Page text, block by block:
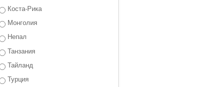
Коста-Рика
Монголия
Непал
Танзания
Тайланд
Турция